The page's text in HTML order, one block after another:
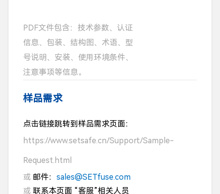
PDF文件包含：技术参数、认证
信息、包装、结构图、术语、型
号说明、安装、使用环境条件、
注意事项等信息。
样品需求
点击链接跳转到样品需求页面：
https://www.setsafe.cn/Support/Sample-
Request.html
或 邮件： sales@SETfuse.com
或 联系本页面 “客服”相关人员